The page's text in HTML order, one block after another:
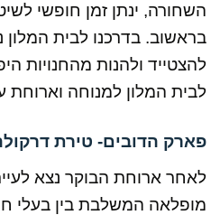
השחורה, ינתן זמן חופשי
בראשוב. בדרכנו לבית המלון
להצטייד ולהנות מהחנויות
לבית המלון למנוחה וארוחת
פארק הדובים- טירת
לאחר ארוחת הבוקר נצא
מופלאה המשלבת בין בעלי